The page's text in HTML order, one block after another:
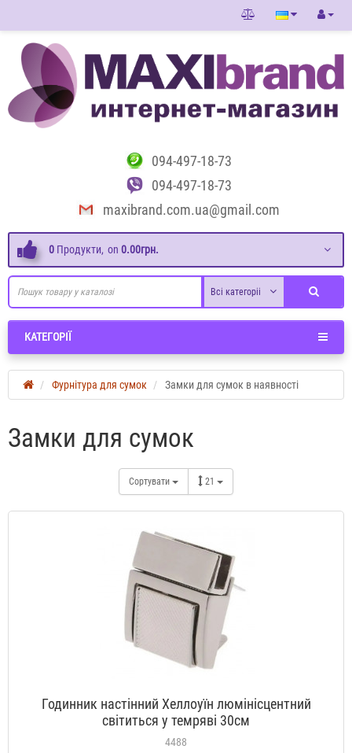
094-497-18-73
094-497-18-73
maxibrand.com.ua@gmail.com
0 Продукти, on 0.00грн.
Всі категоріі
КАТЕГОРІЇ
Фурнітура для сумок Замки для сумок в наявності
Замки для сумок
Сортувати 21
Годинник настінний Хеллоуїн люмінісцентний
світиться у темряві 30см
4488